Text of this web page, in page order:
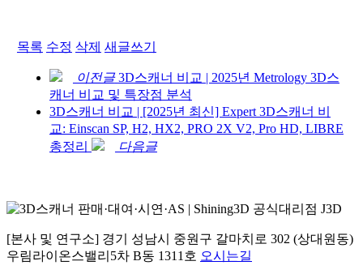
목록 수정 삭제 새글쓰기
이전글 3D스캐너 비교 | 2025년 Metrology 3D스
캐너 비교 및 특장점 분석
3D스캐너 비교 | [2025년 최신] Expert 3D스캐너 비
교: Einscan SP, H2, HX2, PRO 2X V2, Pro HD, LIBRE
총정리
다음글
[본사 및 연구소] 경기 성남시 중원구 갈마치로 302 (상대원동)
우림라이온스밸리5차 B동 1311호 오시는길